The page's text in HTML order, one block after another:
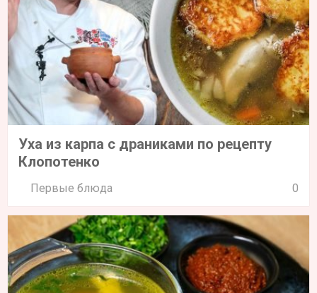
Уха из карпа с драниками по рецепту
Клопотенко
Первые блюда 0